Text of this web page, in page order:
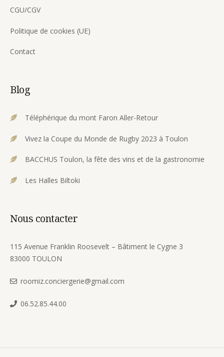
CGU/CGV
Politique de cookies (UE)
Contact
Blog
Téléphérique du mont Faron Aller-Retour
Vivez la Coupe du Monde de Rugby 2023 à Toulon
BACCHUS Toulon, la fête des vins et de la gastronomie
Les Halles Biltoki
Nous contacter
115 Avenue Franklin Roosevelt – Bâtiment le Cygne 3
83000 TOULON
roomiz.conciergerie@gmail.com
06.52.85.44.00